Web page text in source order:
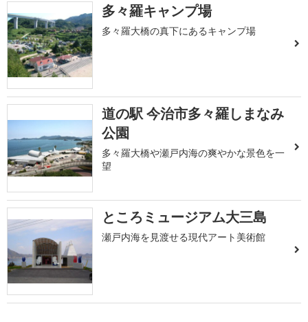
多々羅キャンプ場
多々羅大橋の真下にあるキャンプ場
道の駅 今治市多々羅しまなみ
公園
多々羅大橋や瀬戸内海の爽やかな景色を一
望
ところミュージアム大三島
瀬戸内海を見渡せる現代アート美術館